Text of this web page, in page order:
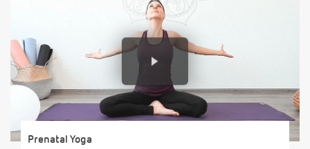
Prenatal Yoga